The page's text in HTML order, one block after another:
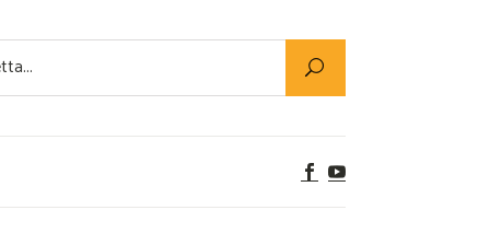
Utility
Alimenti
Rumors